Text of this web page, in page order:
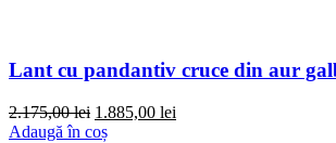
Lant cu pandantiv cruce din aur
2.175,00lei Prețul
inițial
1.885,00 lei
Adaugă în coș